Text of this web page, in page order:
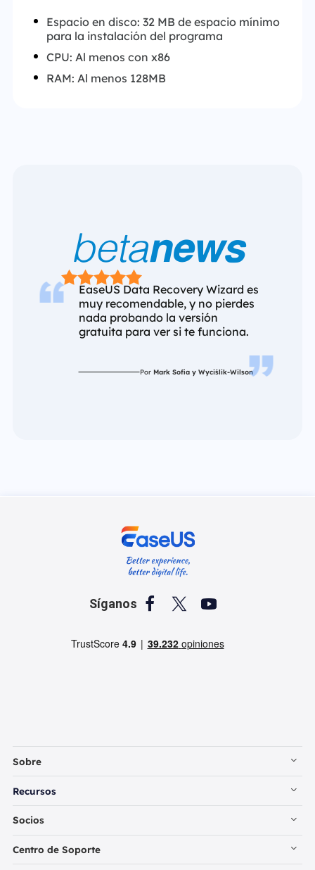
Espacio en disco: 32 MB de espacio mínimo
para la instalación del programa
CPU: Al menos con x86
RAM: Al menos 128MB


EaseUS Data Recovery Wizard es
muy recomendable, y no pierdes
nada probando la versión
gratuita para ver si te funciona.
Por Mark Sofia y Wyciślik-Wilson
Síganos   
Sobre
Empresa
Política de Reembolso
Recursos
Recuperación de Datos PC
Socios
Revendedores
Centro de Soporte